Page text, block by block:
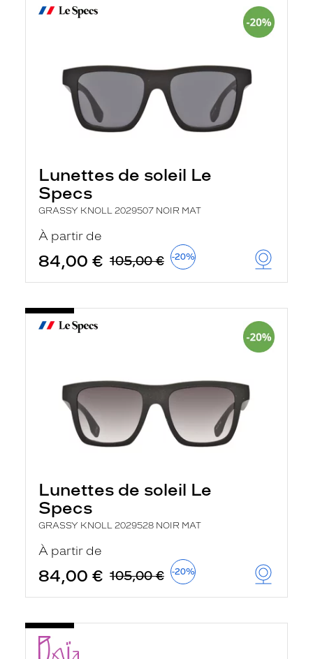
Lunettes de soleil Le
Specs
GRASSY KNOLL 2029507 NOIR MAT
À partir de
84,00 € 105,00 € -20%
Lunettes de soleil Le
Specs
GRASSY KNOLL 2029528 NOIR MAT
À partir de
84,00 € 105,00 € -20%